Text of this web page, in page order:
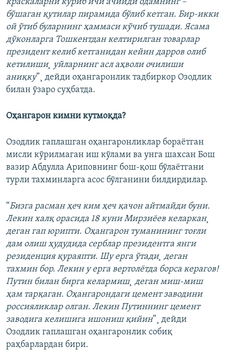
бўшаган қутилар пирамида бўлиб кетган. Бир-икки
ой ўтиб буларнинг ҳаммаси кўчиб тушади. Ясама
дўконларга Тошкентдан келтирилган товарлар
президент келиб кетганидан кейин дарров олиб
кетилиши¸ уйларнинг асл аҳволи очилиши
аниқку”¸ дейди оҳангаронлик тадбиркор Озодлик
билан ўзаро суҳбатда.
Оҳангарон кимни кутмоқда?
Озодлик гаплашган оҳангаронликлар бораëтган
мисли кўрилмаган иш кўлами ва унга шахсан Бош
вазир Абдулла Ариповнинг бош-қош бўлаëтгани
турли тахминларга асос бўлганини билдирдилар.
“Бизга расман ҳеч ким ҳеч қачон айтмайди буни.
Лекин халқ орасида 18 куни Мирзиëев келаркан¸
деган гап юрипти. Оҳангарон туманининг тоғли
дам олиш ҳудудида серблар президентга янги
резиденция қураяпти. Шу ерга ўтади¸ деган
тахмин бор. Лекин у ерга вертолëтда борса керагов!
Путин билан бирга келармиш¸ деган миш-миш
ҳам тарқаган. Оҳангарондаги цемент заводини
россияликлар олган. Лекин Путиннинг цемент
заводига келишига ишониш қийин”¸ дейди
Озодлик гаплашган оҳангаронлик собиқ
раҳбарлардан бири.